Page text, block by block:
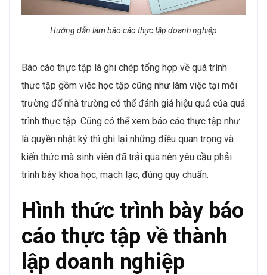
Hướng dẫn làm báo cáo thực tập doanh nghiệp
Báo cáo thực tập là ghi chép tổng hợp về quá trình
thực tập gồm việc học tập cũng như làm việc tại môi
trường để nhà trường có thể đánh giá hiệu quả của quá
trình thực tập. Cũng có thể xem báo cáo thực tập như
là quyền nhật ký thì ghi lại những điều quan trọng và
kiến thức mà sinh viên đã trải qua nên yêu cầu phải
trình bày khoa học, mạch lạc, đúng quy chuẩn.
Hình thức trình bày báo
cáo thực tập về thành
lập doanh nghiệp